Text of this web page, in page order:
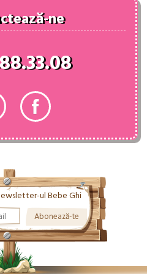
ne
ul Bebe Ghi